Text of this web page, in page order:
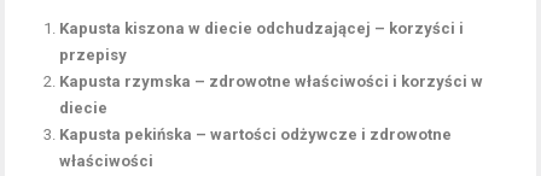
Kapusta kiszona w diecie odchudzającej – korzyści i
przepisy
Kapusta rzymska – zdrowotne właściwości i korzyści w
diecie
Kapusta pekińska – wartości odżywcze i zdrowotne
właściwości